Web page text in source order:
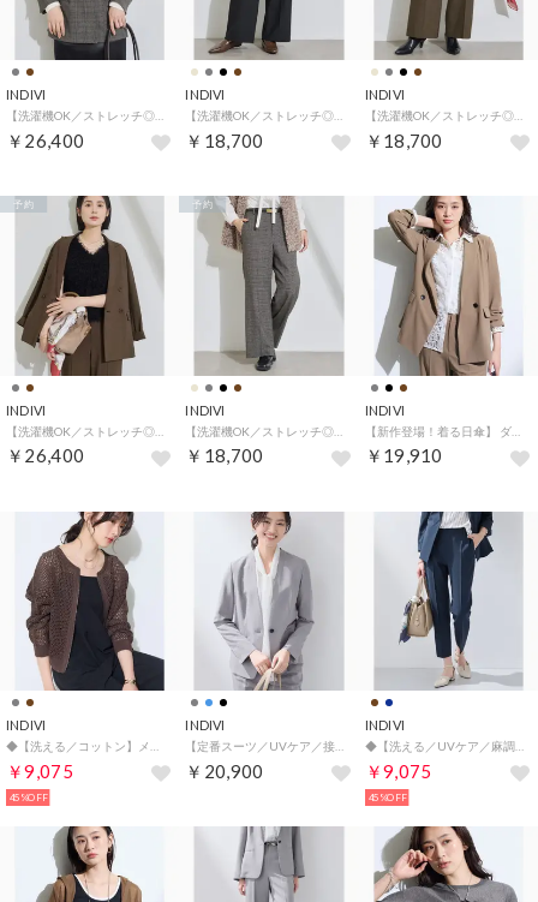
INDIVI
【洗濯機OK／ストレッチ◎】秋はじめのダブルジャケット （チャコールグレー(214)）
￥26,400
INDIVI
【洗濯機OK／ストレッチ◎】ストレートワイドパンツ （ブラック(019)）
￥18,700
INDIVI
【洗濯機OK／ストレッチ◎】ストレートワイドパンツ （ブラウン(044)）
￥18,700
INDIVI
￥26,400
予約
INDIVI
￥18,700
予約
INDIVI
【新作登場！着る日傘】 ダブルジャケット （モカブラウン(042)）
￥19,910
INDIVI
◆【洗える／コットン】メッシュジップニットカーディガン （ブラウン(043)）
￥9,075
45%OFF
INDIVI
【定番スーツ／UVケア／接触冷感/洗える】ウール調ノーカラージャケット （ライトグレー(011)）
￥20,900
INDIVI
◆【洗える／UVケア／麻調】テーパードパンツ （ネイビー(094)）
￥9,075
45%OFF